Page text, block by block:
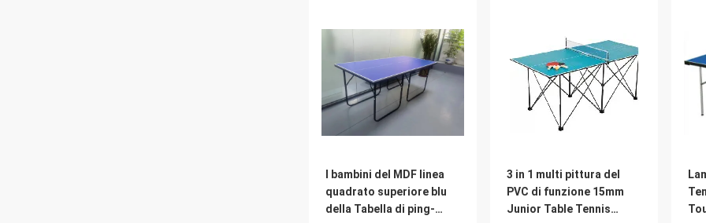
I bambini del MDF linea
quadrato superiore blu
della Tabella di ping-
3 in 1 multi pittura del
PVC di funzione 15mm
Junior Table Tennis